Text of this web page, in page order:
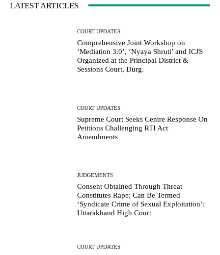
LATEST ARTICLES
COURT UPDATES
Comprehensive Joint Workshop on
‘Mediation 3.0’, ‘Nyaya Shruti’ and ICJS
Organized at the Principal District &
Sessions Court, Durg.
COURT UPDATES
Supreme Court Seeks Centre Response On
Petitions Challenging RTI Act
Amendments
JUDGEMENTS
Consent Obtained Through Threat
Constitutes Rape; Can Be Termed
‘Syndicate Crime of Sexual Exploitation’:
Uttarakhand High Court
COURT UPDATES